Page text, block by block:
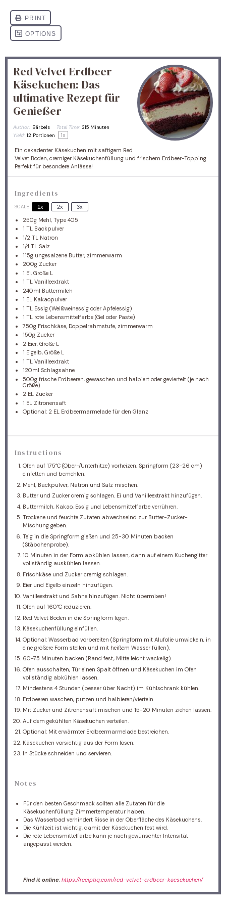
Red Velvet Erdbeer
Käsekuchen: Das
ultimative Rezept für
Genießer
Author: Bärbels Total Time: 315 Minuten
Yield: 12 Portionen 1x
Ein dekadenter Käsekuchen mit saftigem Red
Velvet Boden, cremiger Käsekuchenfüllung und frischem Erdbeer-Topping.
Perfekt für besondere Anlässe!
Ingredients
SCALE 1x 2x 3x
250g Mehl, Type 405
1 TL Backpulver
1/2 TL Natron
1/4 TL Salz
115g ungesalzene Butter, zimmerwarm
200g Zucker
1 Ei, Größe L
1 TL Vanilleextrakt
240ml Buttermilch
1 EL Kakaopulver
1 TL Essig (Weißweinessig oder Apfelessig)
1 TL rote Lebensmittelfarbe (Gel oder Paste)
750g Frischkäse, Doppelrahmstufe, zimmerwarm
150g Zucker
2 Eier, Größe L
1 Eigelb, Größe L
1 TL Vanilleextrakt
120ml Schlagsahne
500g frische Erdbeeren, gewaschen und halbiert oder geviertelt (je nach
Größe)
2 EL Zucker
1 EL Zitronensaft
Optional: 2 EL Erdbeermarmelade für den Glanz
Instructions
Ofen auf 175°C (Ober-/Unterhitze) vorheizen. Springform (23-26 cm)
einfetten und bemehlen.
Mehl, Backpulver, Natron und Salz mischen.
Butter und Zucker cremig schlagen. Ei und Vanilleextrakt hinzufügen.
Buttermilch, Kakao, Essig und Lebensmittelfarbe verrühren.
Trockene und feuchte Zutaten abwechselnd zur Butter-Zucker-
Mischung geben.
Teig in die Springform gießen und 25-30 Minuten backen
(Stäbchenprobe).
10 Minuten in der Form abkühlen lassen, dann auf einem Kuchengitter
vollständig auskühlen lassen.
Frischkäse und Zucker cremig schlagen.
Eier und Eigelb einzeln hinzufügen.
Vanilleextrakt und Sahne hinzufügen. Nicht übermixen!
Ofen auf 160°C reduzieren.
Red Velvet Boden in die Springform legen.
Käsekuchenfüllung einfüllen.
Optional: Wasserbad vorbereiten (Springform mit Alufolie umwickeln, in
eine größere Form stellen und mit heißem Wasser füllen).
60-75 Minuten backen (Rand fest, Mitte leicht wackelig).
Ofen ausschalten, Tür einen Spalt öffnen und Käsekuchen im Ofen
vollständig abkühlen lassen.
Mindestens 4 Stunden (besser über Nacht) im Kühlschrank kühlen.
Erdbeeren waschen, putzen und halbieren/vierteln.
Mit Zucker und Zitronensaft mischen und 15-20 Minuten ziehen lassen.
Auf dem gekühlten Käsekuchen verteilen.
Optional: Mit erwärmter Erdbeermarmelade bestreichen.
Käsekuchen vorsichtig aus der Form lösen.
In Stücke schneiden und servieren.
Notes
Für den besten Geschmack sollten alle Zutaten für die
Käsekuchenfüllung Zimmertemperatur haben.
Das Wasserbad verhindert Risse in der Oberfläche des Käsekuchens.
Die Kühlzeit ist wichtig, damit der Käsekuchen fest wird.
Die rote Lebensmittelfarbe kann je nach gewünschter Intensität
angepasst werden.
Find it online: https://reciptiq.com/red-velvet-erdbeer-kaesekuchen/